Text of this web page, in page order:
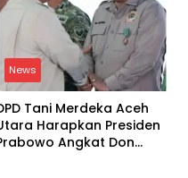
News
Tani Merdeka Aceh
Harapkan Presiden
Angkat Don